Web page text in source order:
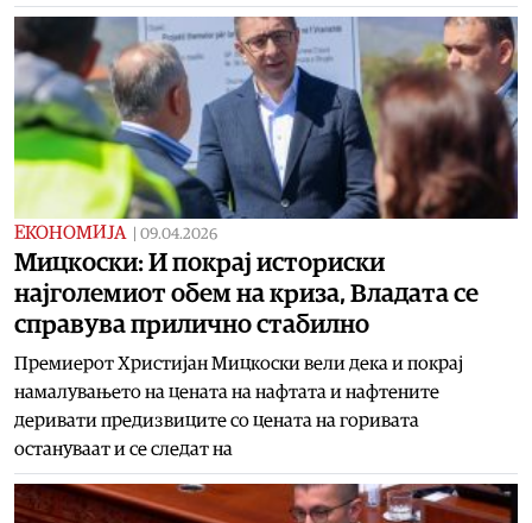
ЕКОНОМИЈА 09.04.2026
Мицкоски: И покрај историски
најголемиот обем на криза, Владата се
справува прилично стабилно
Премиерот Христијан Мицкоски вели дека и покрај
намалувањето на цената на нафтата и нафтените
деривати предизвиците со цената на горивата
остануваат и се следат на